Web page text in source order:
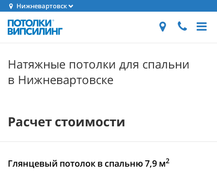
Нижневартовск
Натяжные потолки для спальни
в Нижневартовске
Расчет стоимости
Глянцевый потолок в спальню 7,9 м2